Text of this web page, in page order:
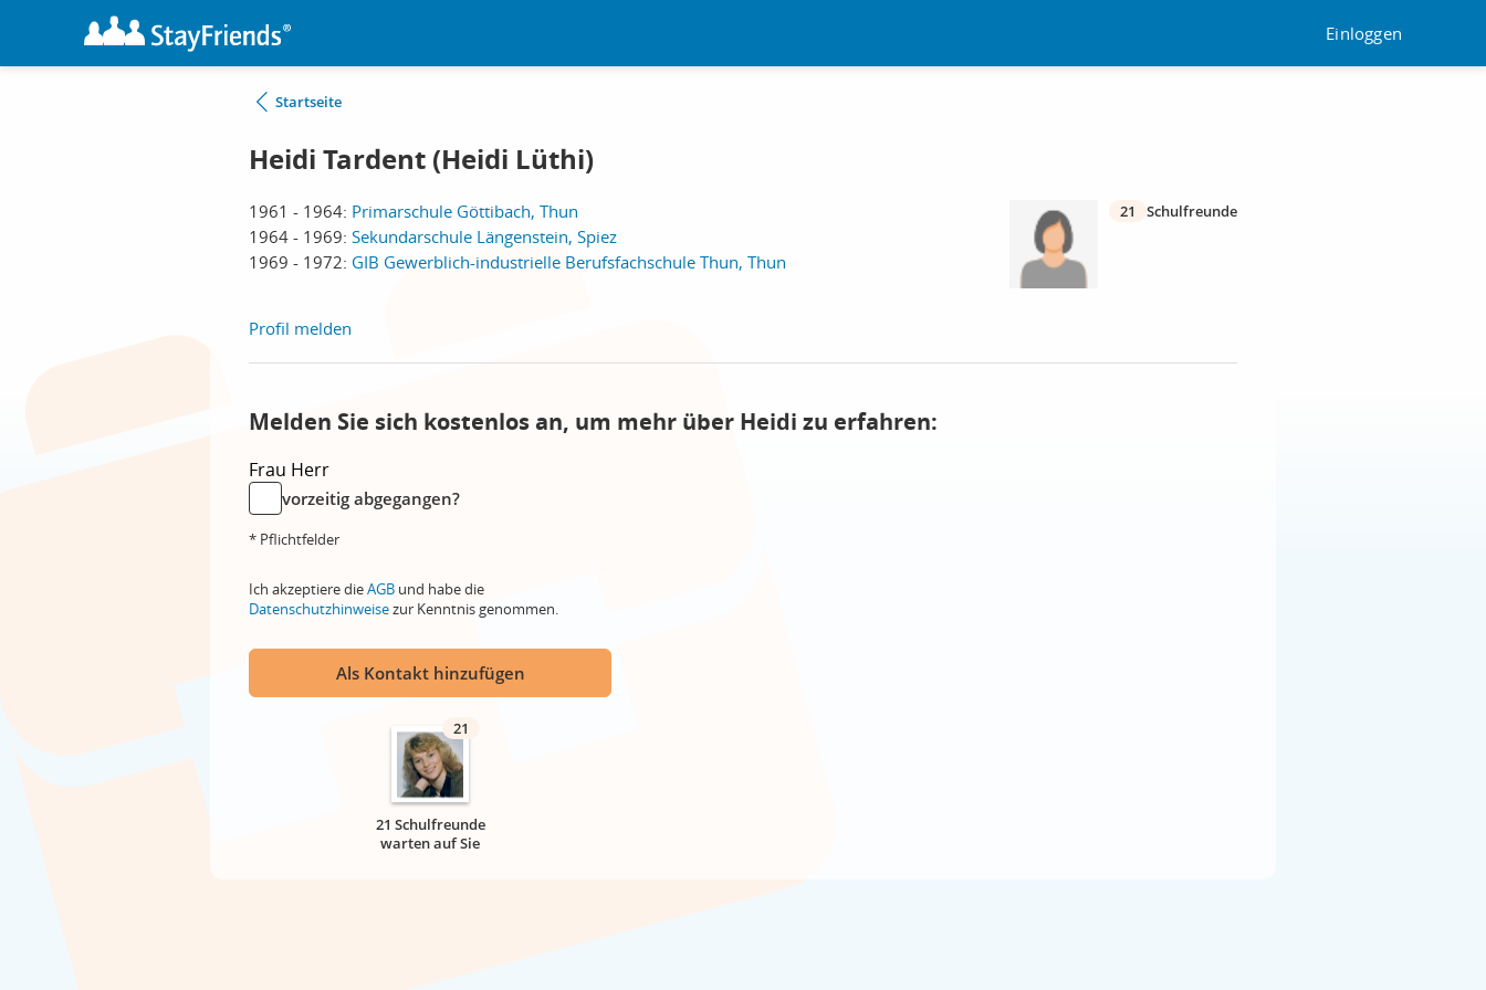
Einloggen
Startseite
Heidi Tardent (Heidi Lüthi)
1961 - 1964: Primarschule Göttibach, Thun
1964 - 1969: Sekundarschule Längenstein, Spiez
1969 - 1972: GIB Gewerblich-industrielle Berufsfachschule Thun, Thun
21 Schulfreunde
Profil melden
Melden Sie sich kostenlos an, um mehr über Heidi zu erfahren:
Frau Herr
vorzeitig abgegangen?
* Pflichtfelder
Ich akzeptiere dieAGB und habe die
Datenschutzhinweisezur Kenntnis genommen.
Als Kontakt hinzufügen
21
21 Schulfreunde
warten auf Sie